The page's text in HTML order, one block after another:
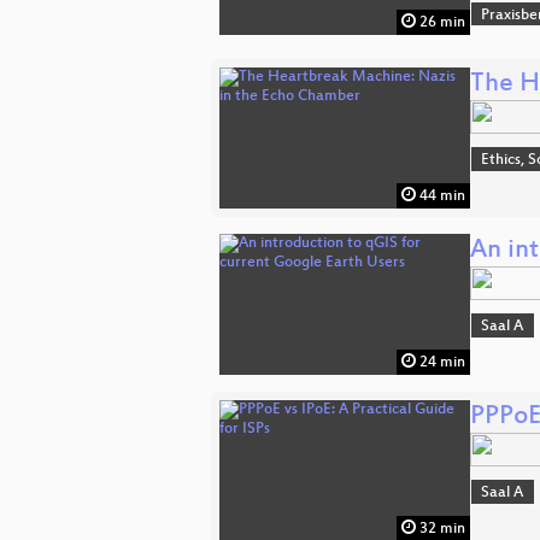
26 min
44 min
The
Ethics,
24 min
An
Saal A
32 min
Saal A